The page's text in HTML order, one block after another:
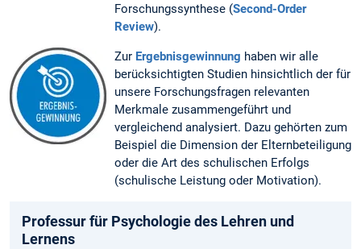
Forschungssynthese (Second-Order
Review).
Zur Ergebnisgewinnung haben wir alle
berücksichtigten Studien hinsichtlich der für
unsere Forschungsfragen relevanten
Merkmale zusammengeführt und
vergleichend analysiert. Dazu gehörten zum
Beispiel die Dimension der Elternbeteiligung
oder die Art des schulischen Erfolgs
(schulische Leistung oder Motivation).
Professur für Psychologie des Lehren und
Lernens